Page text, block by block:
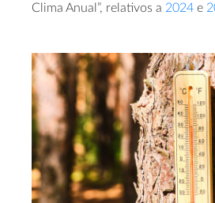
Clima Anual”, relativos a 2024 e